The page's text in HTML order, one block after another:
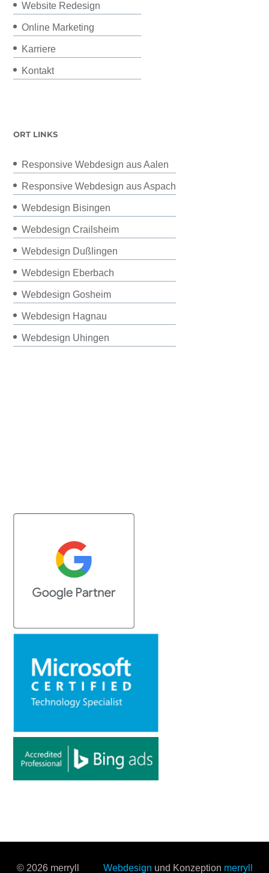
Website Redesign
Online Marketing
Karriere
Kontakt
ORT LINKS
Responsive Webdesign aus Aalen
Responsive Webdesign aus Aspach
Webdesign Bisingen
Webdesign Crailsheim
Webdesign Dußlingen
Webdesign Eberbach
Webdesign Gosheim
Webdesign Hagnau
Webdesign Uhingen
© 2026 merryll Webdesign und Konzeption merryll